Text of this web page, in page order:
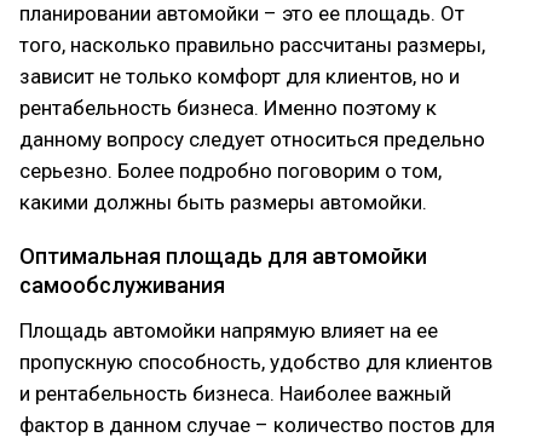
планировании автомойки – это ее площадь. От
того, насколько правильно рассчитаны размеры,
зависит не только комфорт для клиентов, но и
рентабельность бизнеса. Именно поэтому к
данному вопросу следует относиться предельно
серьезно. Более подробно поговорим о том,
какими должны быть размеры автомойки.
Оптимальная площадь для автомойки
самообслуживания
Площадь автомойки напрямую влияет на ее
пропускную способность, удобство для клиентов
и рентабельность бизнеса. Наиболее важный
фактор в данном случае – количество постов для